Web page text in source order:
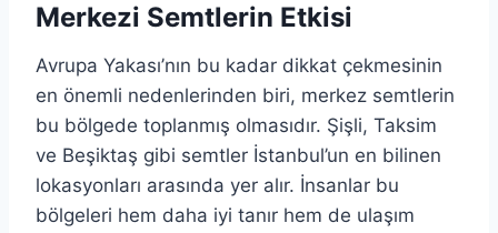
Merkezi Semtlerin Etkisi
Avrupa Yakası’nın bu kadar dikkat çekmesinin
en önemli nedenlerinden biri, merkez semtlerin
bu bölgede toplanmış olmasıdır. Şişli, Taksim
ve Beşiktaş gibi semtler İstanbul’un en bilinen
lokasyonları arasında yer alır. İnsanlar bu
bölgeleri hem daha iyi tanır hem de ulaşım